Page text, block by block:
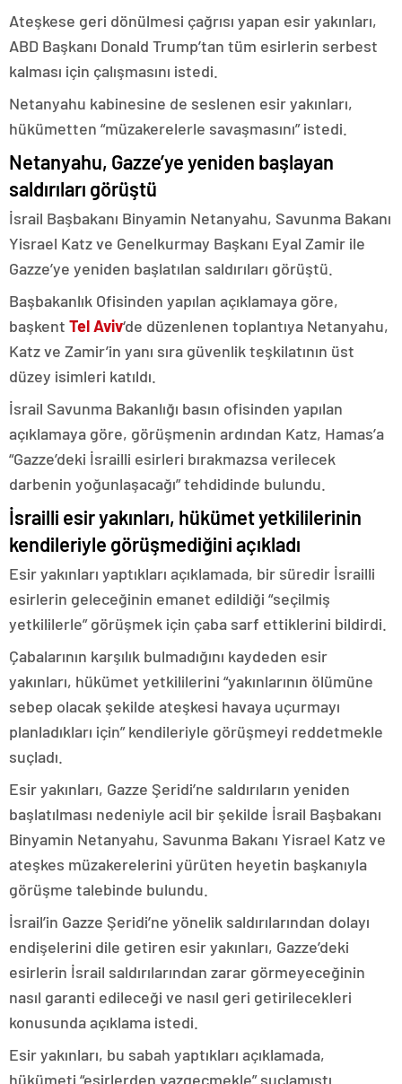
Ateşkese geri dönülmesi çağrısı yapan esir yakınları,
ABD Başkanı Donald Trump’tan tüm esirlerin serbest
kalması için çalışmasını istedi.
Netanyahu kabinesine de seslenen esir yakınları,
hükümetten “müzakerelerle savaşmasını” istedi.
Netanyahu, Gazze’ye yeniden başlayan
saldırıları görüştü
İsrail Başbakanı Binyamin Netanyahu, Savunma Bakanı
Yisrael Katz ve Genelkurmay Başkanı Eyal Zamir ile
Gazze’ye yeniden başlatılan saldırıları görüştü.
Başbakanlık Ofisinden yapılan açıklamaya göre,
başkent Tel Aviv‘de düzenlenen toplantıya Netanyahu,
Katz ve Zamir’in yanı sıra güvenlik teşkilatının üst
düzey isimleri katıldı.
İsrail Savunma Bakanlığı basın ofisinden yapılan
açıklamaya göre, görüşmenin ardından Katz, Hamas’a
“Gazze’deki İsrailli esirleri bırakmazsa verilecek
darbenin yoğunlaşacağı” tehdidinde bulundu.
İsrailli esir yakınları, hükümet yetkililerinin
kendileriyle görüşmediğini açıkladı
Esir yakınları yaptıkları açıklamada, bir süredir İsrailli
esirlerin geleceğinin emanet edildiği “seçilmiş
yetkililerle” görüşmek için çaba sarf ettiklerini bildirdi.
Çabalarının karşılık bulmadığını kaydeden esir
yakınları, hükümet yetkililerini “yakınlarının ölümüne
sebep olacak şekilde ateşkesi havaya uçurmayı
planladıkları için” kendileriyle görüşmeyi reddetmekle
suçladı.
Esir yakınları, Gazze Şeridi’ne saldırıların yeniden
başlatılması nedeniyle acil bir şekilde İsrail Başbakanı
Binyamin Netanyahu, Savunma Bakanı Yisrael Katz ve
ateşkes müzakerelerini yürüten heyetin başkanıyla
görüşme talebinde bulundu.
İsrail’in Gazze Şeridi’ne yönelik saldırılarından dolayı
endişelerini dile getiren esir yakınları, Gazze’deki
esirlerin İsrail saldırılarından zarar görmeyeceğinin
nasıl garanti edileceği ve nasıl geri getirilecekleri
konusunda açıklama istedi.
Esir yakınları, bu sabah yaptıkları açıklamada,
hükümeti “esirlerden vazgeçmekle” suçlamıştı.